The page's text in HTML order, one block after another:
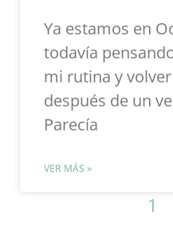
Ya estamos en
todavía
mi rutina y
después de un
Parecía
VER MÁS »
1